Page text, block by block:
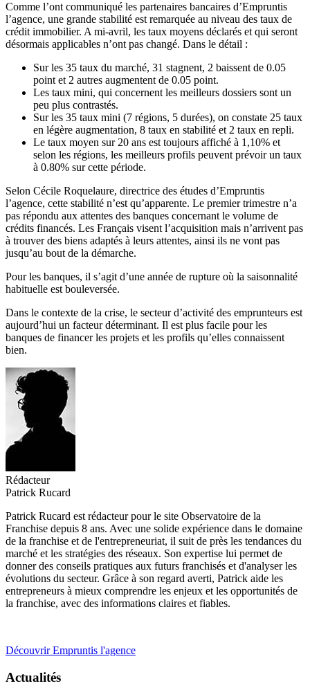
Comme l’ont communiqué les partenaires bancaires d’Empruntis
l’agence, une grande stabilité est remarquée au niveau des taux de
crédit immobilier. A mi-avril, les taux moyens déclarés et qui seront
désormais applicables n’ont pas changé. Dans le détail :
Sur les 35 taux du marché, 31 stagnent, 2 baissent de 0.05
point et 2 autres augmentent de 0.05 point.
Les taux mini, qui concernent les meilleurs dossiers sont un
peu plus contrastés.
Sur les 35 taux mini (7 régions, 5 durées), on constate 25 taux
en légère augmentation, 8 taux en stabilité et 2 taux en repli.
Le taux moyen sur 20 ans est toujours affiché à 1,10% et
selon les régions, les meilleurs profils peuvent prévoir un taux
à 0.80% sur cette période.
Selon Cécile Roquelaure, directrice des études d’Empruntis
l’agence, cette stabilité n’est qu’apparente. Le premier trimestre n’a
pas répondu aux attentes des banques concernant le volume de
crédits financés. Les Français visent l’acquisition mais n’arrivent pas
à trouver des biens adaptés à leurs attentes, ainsi ils ne vont pas
jusqu’au bout de la démarche.
Pour les banques, il s’agit d’une année de rupture où la saisonnalité
habituelle est bouleversée.
Dans le contexte de la crise, le secteur d’activité des emprunteurs est
aujourd’hui un facteur déterminant. Il est plus facile pour les
banques de financer les projets et les profils qu’elles connaissent
bien.
Rédacteur
Patrick Rucard
Patrick Rucard est rédacteur pour le site Observatoire de la
Franchise depuis 8 ans. Avec une solide expérience dans le domaine
de la franchise et de l'entrepreneuriat, il suit de près les tendances du
marché et les stratégies des réseaux. Son expertise lui permet de
donner des conseils pratiques aux futurs franchisés et d'analyser les
évolutions du secteur. Grâce à son regard averti, Patrick aide les
entrepreneurs à mieux comprendre les enjeux et les opportunités de
la franchise, avec des informations claires et fiables.
Découvrir Empruntis l'agence
Actualités